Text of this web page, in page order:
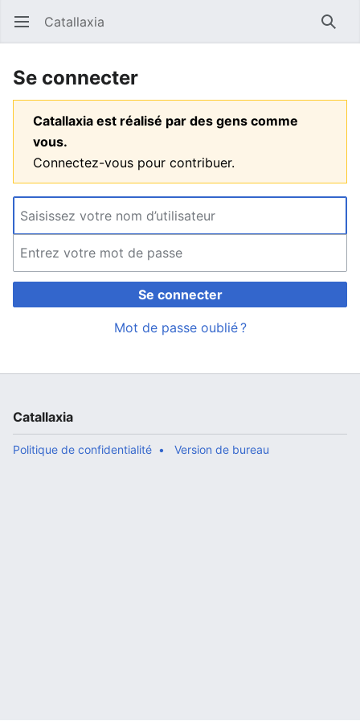
Ouvrir le menu principal Catallaxia
Se connecter
Catallaxia est réalisé par des gens comme
vous.
Connectez-vous pour contribuer.
Se connecter
Mot de passe oublié ?
Catallaxia
Politique de confidentialité Version de bureau